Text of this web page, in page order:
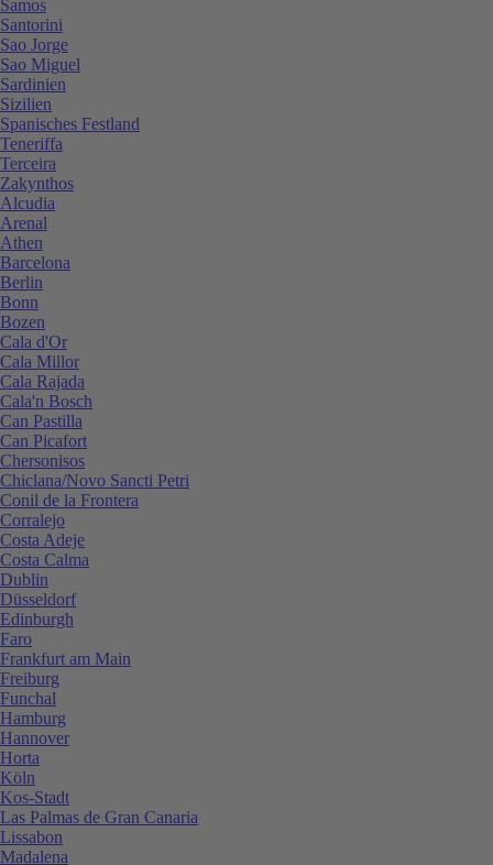
Samos
Santorini
Sao Jorge
Sao Miguel
Sardinien
Sizilien
Spanisches Festland
Teneriffa
Terceira
Zakynthos
Alcudia
Arenal
Athen
Barcelona
Berlin
Bonn
Bozen
Cala d'Or
Cala Millor
Cala Rajada
Cala'n Bosch
Can Pastilla
Can Picafort
Chersonisos
Chiclana/Novo Sancti Petri
Conil de la Frontera
Corralejo
Costa Adeje
Costa Calma
Dublin
Düsseldorf
Edinburgh
Faro
Frankfurt am Main
Freiburg
Funchal
Hamburg
Hannover
Horta
Köln
Kos-Stadt
Las Palmas de Gran Canaria
Lissabon
Madalena